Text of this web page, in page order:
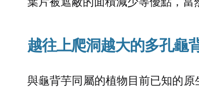
越往上爬洞越大的多孔龜
與龜背芋同屬的植物目前已知的